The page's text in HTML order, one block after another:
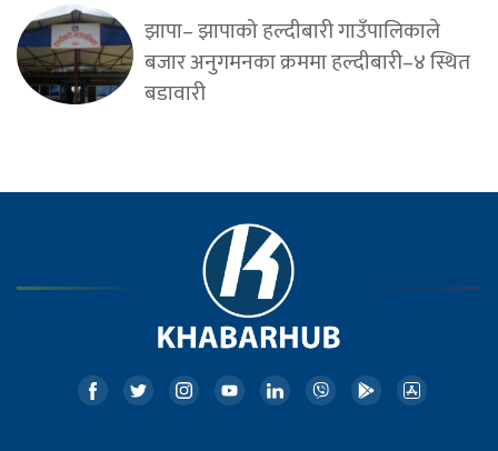
झापा– झापाको हल्दीबारी गाउँपालिकाले
बजार अनुगमनका क्रममा हल्दीबारी–४ स्थित
बडावारी